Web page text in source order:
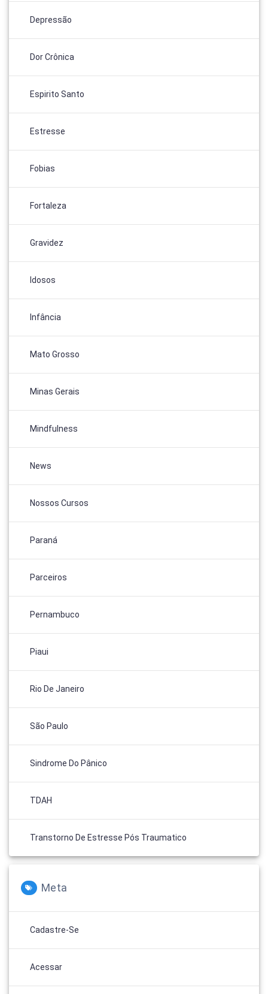
Depressão
Dor Crônica
Espirito Santo
Estresse
Fobias
Fortaleza
Gravidez
Idosos
Infância
Mato Grosso
Minas Gerais
Mindfulness
News
Nossos Cursos
Paraná
Parceiros
Pernambuco
Piaui
Rio De Janeiro
São Paulo
Sindrome Do Pânico
TDAH
Transtorno De Estresse Pós Traumatico
Meta
Cadastre-Se
Acessar